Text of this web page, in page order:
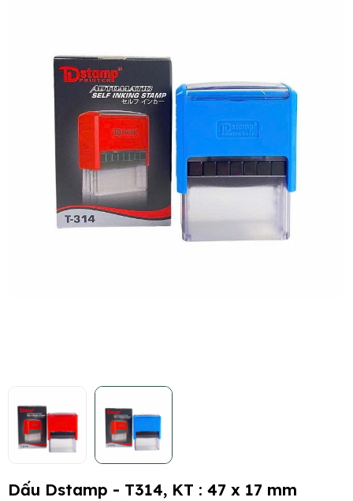
Dấu Dstamp - T314, KT : 47 x 17 mm